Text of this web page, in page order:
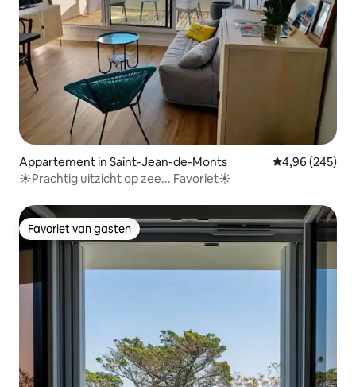
Appartement in Saint-Jean-de-Monts Gemiddelde
4,96 (245)
☀️Prachtig uitzicht op zee... Favoriet☀️
Favoriet van gasten
Favoriet van gasten